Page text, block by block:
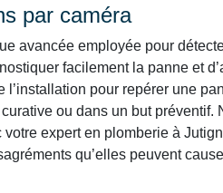
par caméra
avancée employée pour
facilement la panne et
l’installation pour repérer une
ou dans un but préventif.
expert en plomberie à
qu’elles peuvent